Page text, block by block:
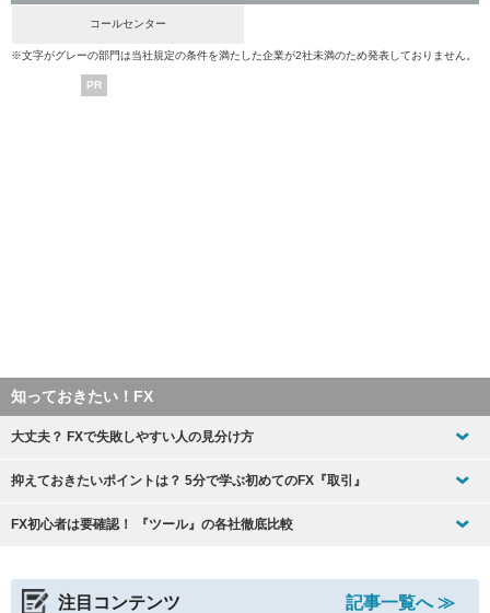
コールセンター
※文字がグレーの部門は当社規定の条件を満たした企業が2社未満のため発表しておりません。
PR
知っておきたい！FX
大丈夫？ FXで失敗しやすい人の見分け方
抑えておきたいポイントは？ 5分で学ぶ初めてのFX『取引』
FX初心者は要確認！ 『ツール』の各社徹底比較
注目コンテンツ
記事一覧へ ≫